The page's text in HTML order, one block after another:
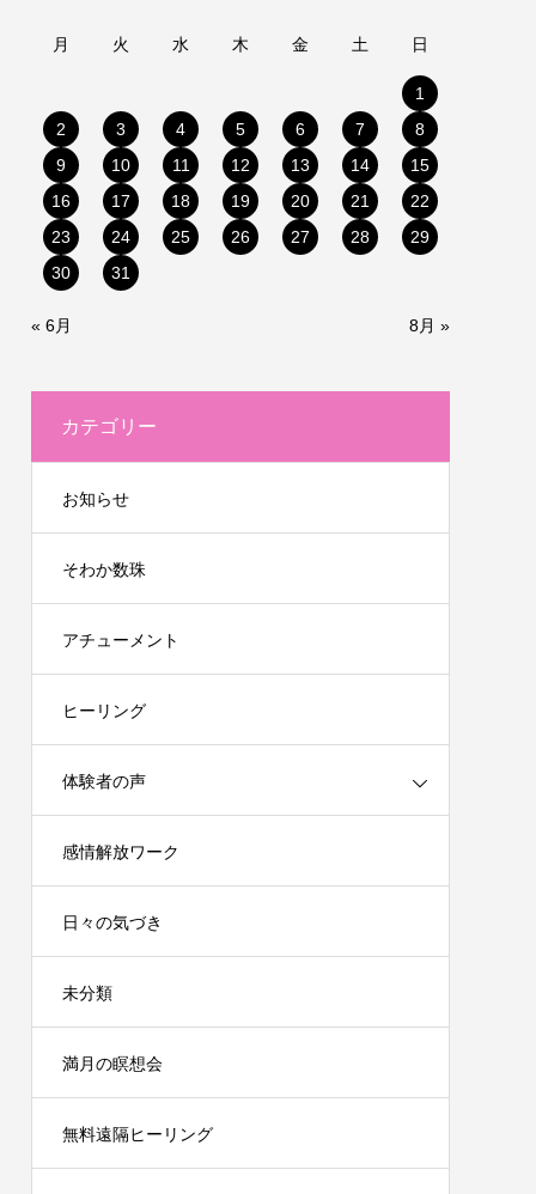
月 火 水 木 金 土 日
1
2
3 4 5 6 7
8
9
10 11 12 13 14
15
16
17 18 19 20 21
22
23
24 25 26 27 28
29
30
31
« 6月 8月 »
カテゴリー
お知らせ
そわか数珠
アチューメント
ヒーリング
体験者の声
感情解放ワーク
日々の気づき
未分類
満月の瞑想会
無料遠隔ヒーリング